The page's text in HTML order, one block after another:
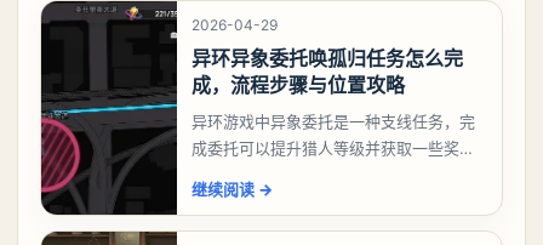
2026-04-29
异环异象委托唤孤归任务怎么完
成，流程步骤与位置攻略
异环游戏中异象委托是一种支线任务，完
成委托可以提升猎人等级并获取一些奖
么做，今天游戏熊就来告诉大家。异环异
象委托唤孤归任务攻
继续阅读 →